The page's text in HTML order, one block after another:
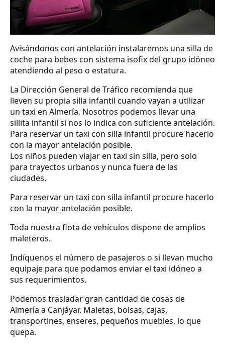
Avisándonos con antelación instalaremos una silla de
coche para bebes con sistema isofix del grupo idóneo
atendiendo al peso o estatura.
La Dirección General de Tráfico recomienda que
lleven su propia silla infantil cuando vayan a utilizar
un taxi en Almería. Nosotros podemos llevar una
sillita infantil si nos lo indica con suficiente antelación.
Para reservar un taxi con silla infantil procure hacerlo
con la mayor antelación posible.
Los niños pueden viajar en taxi sin silla, pero solo
para trayectos urbanos y nunca fuera de las
ciudades.
Para reservar un taxi con silla infantil procure hacerlo
con la mayor antelación posible.
Toda nuestra flota de vehículos dispone de amplios
maleteros.
Indíquenos el número de pasajeros o si llevan mucho
equipaje para que podamos enviar el taxi idóneo a
sus requerimientos.
Podemos trasladar gran cantidad de cosas de
Almería a Canjáyar. Maletas, bolsas, cajas,
transportines, enseres, pequeños muebles, lo que
quepa.